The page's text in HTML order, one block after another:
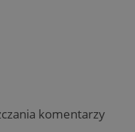
komentarzy